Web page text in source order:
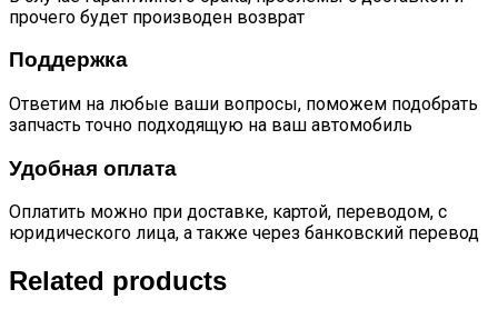
прочего будет производен возврат
Поддержка
Ответим на любые ваши вопросы, поможем подобрать
запчасть точно подходящую на ваш автомобиль
Удобная оплата
Оплатить можно при доставке, картой, переводом, с
юридического лица, а также через банковский перевод
Related products